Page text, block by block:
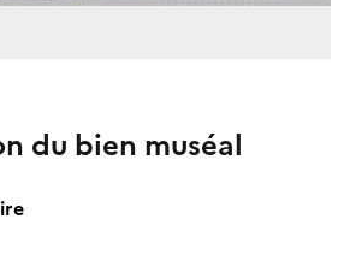
du bien muséal